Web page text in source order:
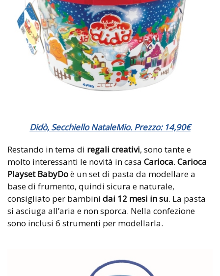
Didò, Secchiello NataleMio. Prezzo: 14,90€
Restando in tema di regali creativi, sono tante e
molto interessanti le novità in casa Carioca. Carioca
Playset BabyDoè un set di pasta da modellare a
base di frumento, quindi sicura e naturale,
consigliato per bambini dai 12 mesi in su. La pasta
si asciuga all’aria e non sporca. Nella confezione
sono inclusi 6 strumenti per modellarla.